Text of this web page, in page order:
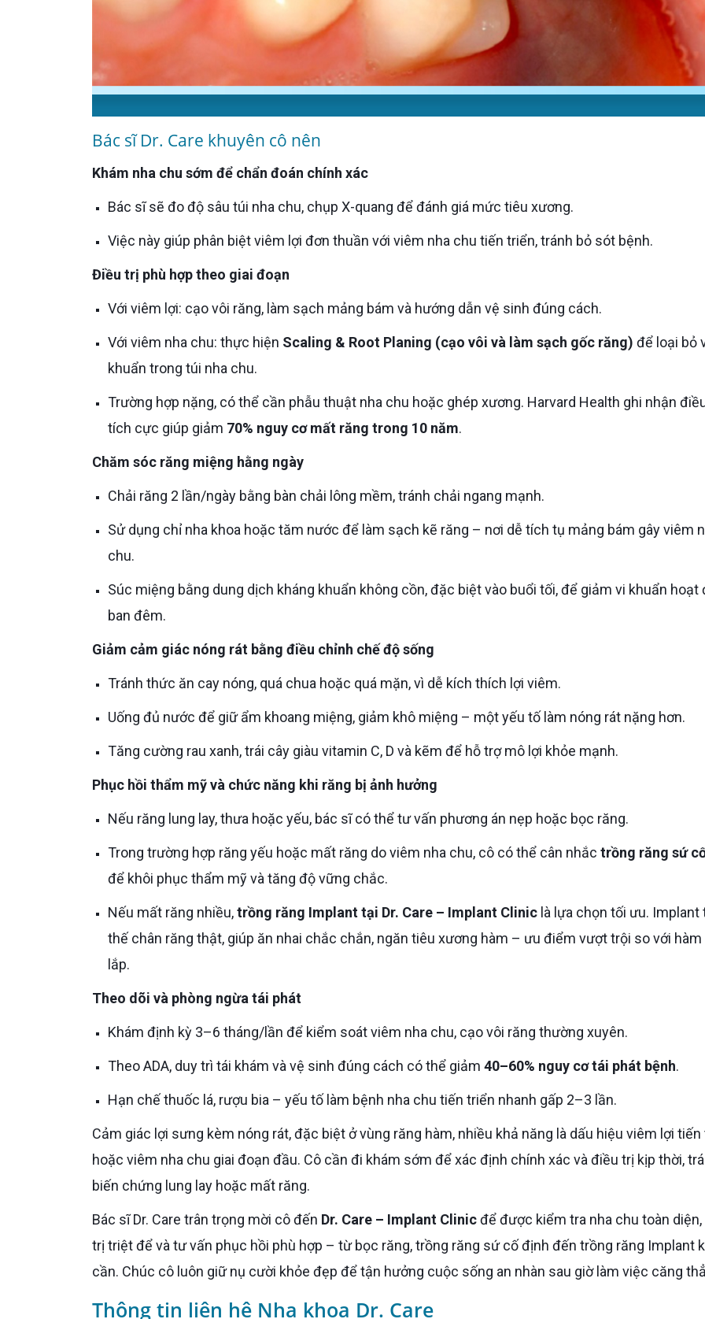
Bác sĩ Dr. Care khuyên cô nên
Khám nha chu sớm để chẩn đoán chính xác
Bác sĩ sẽ đo độ sâu túi nha chu, chụp X-quang để đánh giá mức tiêu xương.
Việc này giúp phân biệt viêm lợi đơn thuần với viêm nha chu tiến triển, tránh bỏ sót bệnh.
Điều trị phù hợp theo giai đoạn
Với viêm lợi: cạo vôi răng, làm sạch mảng bám và hướng dẫn vệ sinh đúng cách.
Với viêm nha chu: thực hiện Scaling & Root Planing (cạo vôi và làm sạch gốc răng) để loại bỏ
khuẩn trong túi nha chu.
Trường hợp nặng, có thể cần phẫu thuật nha chu hoặc ghép xương. Harvard Health ghi nhận điều trị
tích cực giúp giảm 70% nguy cơ mất răng trong 10 năm.
Chăm sóc răng miệng hằng ngày
Chải răng 2 lần/ngày bằng bàn chải lông mềm, tránh chải ngang mạnh.
Sử dụng chỉ nha khoa hoặc tăm nước để làm sạch kẽ răng – nơi dễ tích tụ mảng bám gây viêm nha
chu.
Súc miệng bằng dung dịch kháng khuẩn không cồn, đặc biệt vào buổi tối, để giảm vi khuẩn hoạt động
ban đêm.
Giảm cảm giác nóng rát bằng điều chỉnh chế độ sống
Tránh thức ăn cay nóng, quá chua hoặc quá mặn, vì dễ kích thích lợi viêm.
Uống đủ nước để giữ ẩm khoang miệng, giảm khô miệng – một yếu tố làm nóng rát nặng hơn.
Tăng cường rau xanh, trái cây giàu vitamin C, D và kẽm để hỗ trợ mô lợi khỏe mạnh.
Phục hồi thẩm mỹ và chức năng khi răng bị ảnh hưởng
Nếu răng lung lay, thưa hoặc yếu, bác sĩ có thể tư vấn phương án nẹp hoặc bọc răng.
Trong trường hợp răng yếu hoặc mất răng do viêm nha chu, cô có thể cân nhắc trồng răng sứ
để khôi phục thẩm mỹ và tăng độ vững chắc.
Nếu mất răng nhiều,trồng răng Implant tại Dr. Care – Implant Clinic là lựa chọn tối ưu. Implant
thế chân răng thật, giúp ăn nhai chắc chắn, ngăn tiêu xương hàm – ưu điểm vượt trội so với hàm
lắp.
Theo dõi và phòng ngừa tái phát
Khám định kỳ 3–6 tháng/lần để kiểm soát viêm nha chu, cạo vôi răng thường xuyên.
Theo ADA, duy trì tái khám và vệ sinh đúng cách có thể giảm 40–60% nguy cơ tái phát bệnh.
Hạn chế thuốc lá, rượu bia – yếu tố làm bệnh nha chu tiến triển nhanh gấp 2–3 lần.
Cảm giác lợi sưng kèm nóng rát, đặc biệt ở vùng răng hàm, nhiều khả năng là dấu hiệu viêm lợi tiến triển
hoặc viêm nha chu giai đoạn đầu. Cô cần đi khám sớm để xác định chính xác và điều trị kịp thời,
biến chứng lung lay hoặc mất răng.
Bác sĩ Dr. Care trân trọng mời cô đến Dr. Care – Implant Clinicđể được kiểm tra nha chu toàn
trị triệt để và tư vấn phục hồi phù hợp – từ bọc răng, trồng răng sứ cố định đến trồng răng Implant
cần. Chúc cô luôn giữ nụ cười khỏe đẹp để tận hưởng cuộc sống an nhàn sau giờ làm việc căng
Thông tin liên hệ Nha khoa Dr. Care